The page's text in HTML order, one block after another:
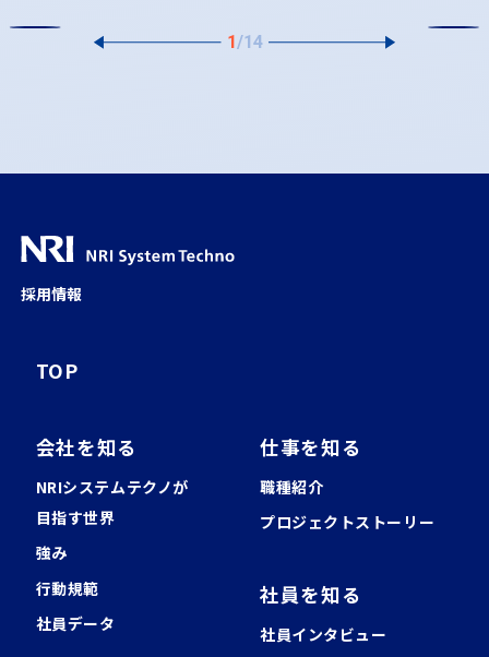
1/14
採用情報
TOP
会社を知る
NRIシステムテクノが
⽬指す世界
強み
行動規範
社員データ
仕事を知る
職種紹介
プロジェクトストーリー
社員を知る
社員インタビュー